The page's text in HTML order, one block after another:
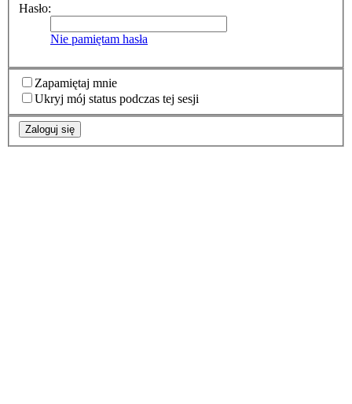
Hasło:
Nie pamiętam hasła
Zapamiętaj mnie
Ukryj mój status podczas tej sesji